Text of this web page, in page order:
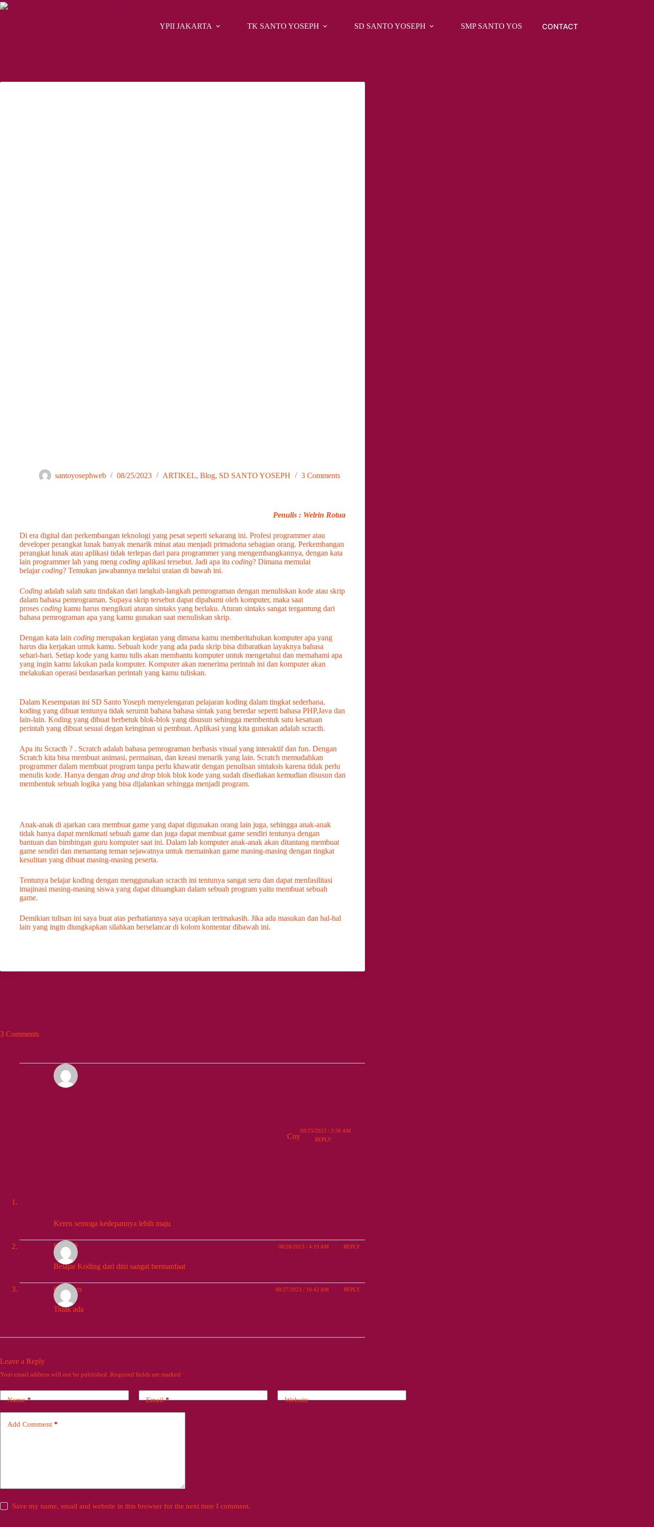
Skip
to
YPII JAKARTA TK SANTO YOSEPH SD SANTO YOSEPH SMP SANTO YOSEPH PPDB
CONTACT
santoyosephweb 08/25/2023 ARTIKEL, Blog, SD SANTO YOSEPH 3 Comments
Penulis : Welrin Rotua
Di era digital dan perkembangan teknologi yang pesat seperti sekarang ini. Profesi programmer atau
developer perangkat lunak banyak menarik minat atau menjadi primadona sebagian orang. Perkembangan
perangkat lunak atau aplikasi tidak terlepas dari para programmer yang mengembangkannya, dengan kata
lain programmer lah yang meng coding aplikasi tersebut. Jadi apa itu coding? Dimana memulai
belajarcoding? Temukan jawabannya melalui uraian di bawah ini.
Coding adalah salah satu tindakan dari langkah-langkah pemrograman dengan menuliskan kode atau skrip
dalam bahasa pemrograman. Supaya skrip tersebut dapat dipahami oleh komputer, maka saat
proses coding kamu harus mengikuti aturan sintaks yang berlaku. Aturan sintaks sangat tergantung dari
bahasa pemrograman apa yang kamu gunakan saat menuliskan skrip.
Dengan kata lain coding merupakan kegiatan yang dimana kamu memberitahukan komputer apa yang
harus dia kerjakan untuk kamu. Sebuah kode yang ada pada skrip bisa diibaratkan layaknya bahasa
sehari-hari. Setiap kode yang kamu tulis akan membantu komputer untuk mengetahui dan memahami apa
yang ingin kamu lakukan pada komputer. Komputer akan menerima perintah ini dan komputer akan
melakukan operasi berdasarkan perintah yang kamu tuliskan.
Dalam Kesempatan ini SD Santo Yoseph menyelengaran pelajaran koding dalam tingkat sederhana,
koding yang dibuat tentunya tidak serumit bahasa bahasa sintak yang beredar seperti bahasa PHP,Java dan
lain-lain. Koding yang dibuat berbetuk blok-blok yang disusun sehingga membentuk satu kesatuan
perintah yang dibuat sesuai degan keinginan si pembuat. Aplikasi yang kita gunakan adalah scracth.
Apa itu Scracth ? . Scratch adalah bahasa pemrograman berbasis visual yang interaktif dan fun. Dengan
Scratch kita bisa membuat animasi, permainan, dan kreasi menarik yang lain. Scratch memudahkan
programmer dalam membuat program tanpa perlu khawatir dengan penulisan sintaksis karena tidak perlu
menulis kode. Hanya dengan drag and drop blok blok kode yang sudah disediakan kemudian disusun dan
membentuk sebuah logika yang bisa dijalankan sehingga menjadi program.
Anak-anak di ajarkan cara membuat game yang dapat digunakan orang lain juga, sehingga anak-anak
tidak hanya dapat menikmati sebuah game dan juga dapat membuat game sendiri tentunya dengan
bantuan dan bimbingan guru komputer saat ini. Dalam lab komputer anak-anak akan ditantang membuat
game sendiri dan menantang teman sejawatnya untuk memainkan game masing-masing dengan tingkat
kesulitan yang dibuat masing-masing peserta.
Tentunya belajar koding dengan menggunakan scracth ini tentunya sangat seru dan dapat menfasilitasi
imajinasi masing-masing siswa yang dapat dituangkan dalam sebuah program yaitu membuat sebuah
game.
Demikian tulisan ini saya buat atas perhatiannya saya ucapkan terimakasih. Jika ada masukan dan hal-hal
lain yang ingin diungkapkan silahkan berselancar di kolom komentar dibawah ini.
3 Comments
Coy
08/25/2023 / 2:30 AM
REPLY
Keren semoga kedepannya lebih maju
HIDUP 08/26/2023 / 4:19 AM REPLY
Belajar Koding dari dini sangat bermanfaat
Gracelyn 08/27/2023 / 10:42 AM REPLY
Tidak ada
Leave a Reply
Your email address will not be published. Required fields are marked *
Name* Email* Website
Add Comment *
Save my name, email and website in this browser for the next time I comment.